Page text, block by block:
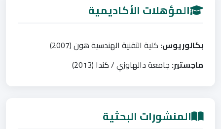
المؤهلات الأكاديمية
بكالوريوس: كلية التقنية الهندسية هون (2007)
ماجستير: جامعة دالهاوزي / كندا (2013)
المنشورات البحثية